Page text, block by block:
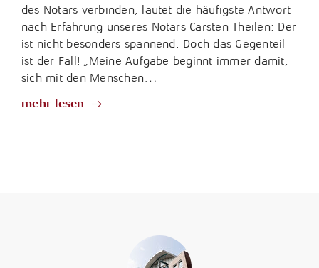
des Notars verbinden, lautet die häufigste Antwort
nach Erfahrung unseres Notars Carsten Theilen: Der
ist nicht besonders spannend. Doch das Gegenteil
ist der Fall! „Meine Aufgabe beginnt immer damit,
sich mit den Menschen…
mehr lesen